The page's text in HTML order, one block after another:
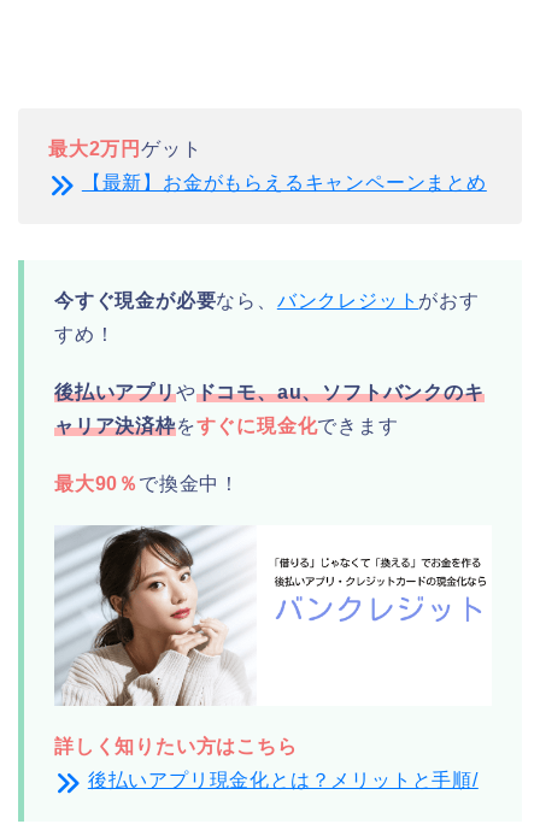
最大2万円 ゲット
【最新】お金がもらえるキャンペーンまとめ
今すぐ現金が必要なら、 バンクレジット がおす
すめ！
後払いアプリやドコモ、au、ソフトバンクのキ
ャリア決済枠をすぐに現金化できます
最大90％ で換金中！
詳しく知りたい方はこちら
後払いアプリ現金化とは？メリットと手順/